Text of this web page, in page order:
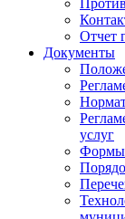
Отчет
Документы
услуг
Формы